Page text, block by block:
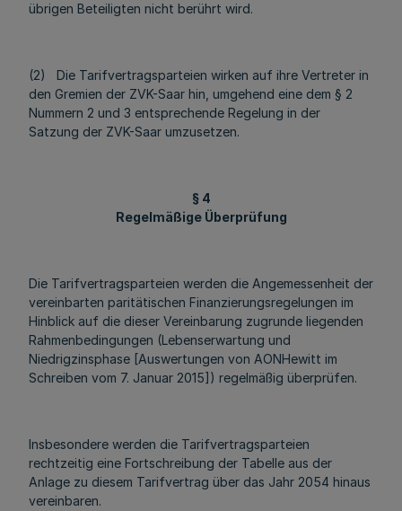
übrigen Beteiligten nicht berührt wird.
(2) Die Tarifvertragsparteien wirken auf ihre Vertreter in
den Gremien der ZVK-Saar hin, umgehend eine dem § 2
Nummern 2 und 3 entsprechende Regelung in der
Satzung der ZVK-Saar umzusetzen.
§ 4
Regelmäßige Überprüfung
Die Tarifvertragsparteien werden die Angemessenheit der
vereinbarten paritätischen Finanzierungsregelungen im
Hinblick auf die dieser Vereinbarung zugrunde liegenden
Rahmenbedingungen (Lebenserwartung und
Niedrigzinsphase [Auswertungen von AONHewitt im
Schreiben vom 7. Januar 2015]) regelmäßig überprüfen.
Insbesondere werden die Tarifvertragsparteien
rechtzeitig eine Fortschreibung der Tabelle aus der
Anlage zu diesem Tarifvertrag über das Jahr 2054 hinaus
vereinbaren.